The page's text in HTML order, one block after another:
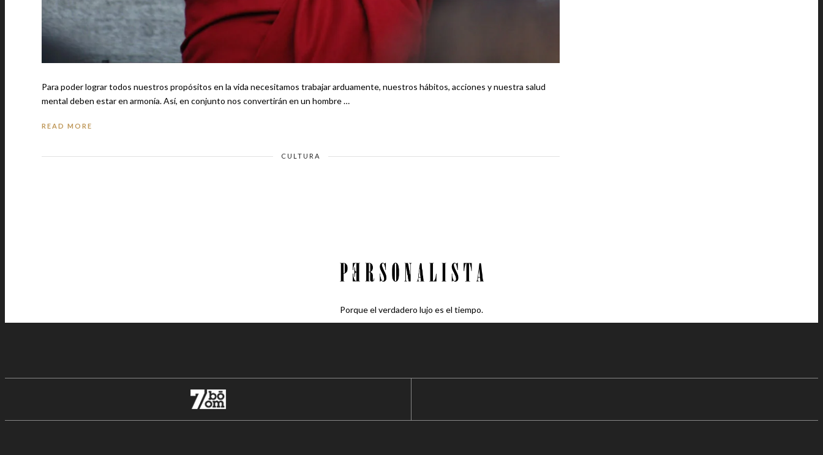
Para poder lograr todos nuestros propósitos en la vida necesitamos trabajar arduamente, nuestros hábitos, acciones y nuestra salud
mental deben estar en armonía. Así, en conjunto nos convertirán en un hombre …
READ MORE
CULTURA
Porque el verdadero lujo es el tiempo.